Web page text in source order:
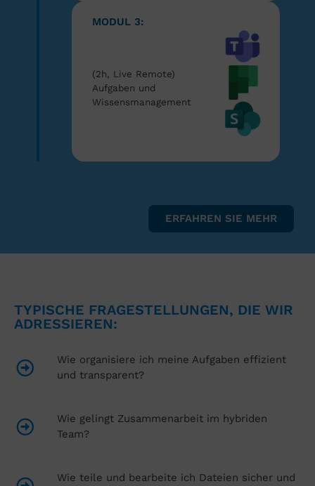
MODUL 3:
(2h, Live Remote)
Aufgaben und
Wissensmanagement
ERFAHREN SIE MEHR
TYPISCHE FRAGESTELLUNGEN, DIE WIR
ADRESSIEREN:
Wie organisiere ich meine Aufgaben effizient
und transparent?
Wie gelingt Zusammenarbeit im hybriden
Team?
Wie teile und bearbeite ich Dateien sicher und